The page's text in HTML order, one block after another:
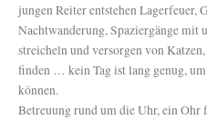
jungen Reiter entstehen Lagerfeuer,
Nachtwanderung, Spaziergänge mit
streicheln und versorgen von
finden … kein Tag ist lang genug,
können.
Betreuung rund um die Uhr, ein Ohr